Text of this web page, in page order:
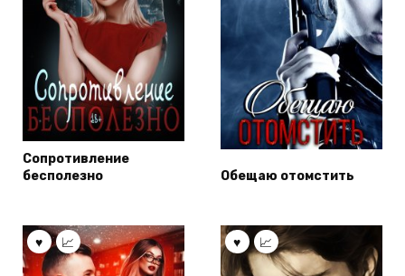
Сопротивление
бесполезно
Обещаю отомстить